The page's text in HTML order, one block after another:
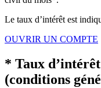
Le taux d’intérêt est
OUVRIR UN COMPTE
* Taux
(conditions